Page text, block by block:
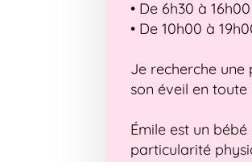
• De 6h30 à
• De 10h00 à
Je recherche
son éveil en toute
Émile est un
particularité